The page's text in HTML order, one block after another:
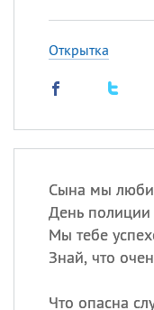
Открытка
Сына мы
День полиции
Мы тебе
Знай, что
Что опасна